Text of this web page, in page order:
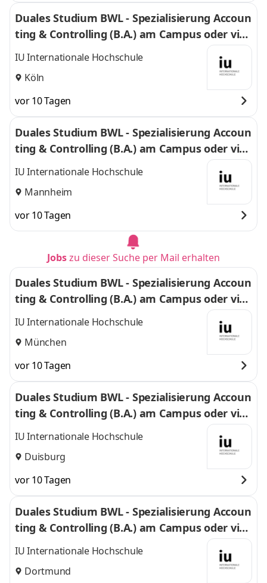
Duales Studium BWL - Spezialisierung Accoun
ting & Controlling (B.A.) am Campus oder virt
uell
IU Internationale Hochschule
Köln
vor 10 Tagen
Duales Studium BWL - Spezialisierung Accoun
ting & Controlling (B.A.) am Campus oder virt
uell
IU Internationale Hochschule
Mannheim
vor 10 Tagen
Jobszu dieser Suche per Mail erhalten
Duales Studium BWL - Spezialisierung Accoun
ting & Controlling (B.A.) am Campus oder virt
uell
IU Internationale Hochschule
München
vor 10 Tagen
Duales Studium BWL - Spezialisierung Accoun
ting & Controlling (B.A.) am Campus oder virt
uell
IU Internationale Hochschule
Duisburg
vor 10 Tagen
Duales Studium BWL - Spezialisierung Accoun
ting & Controlling (B.A.) am Campus oder virt
uell
IU Internationale Hochschule
Dortmund